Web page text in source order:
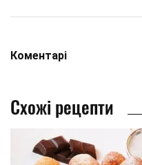
Коментарі
Схожі рецепти